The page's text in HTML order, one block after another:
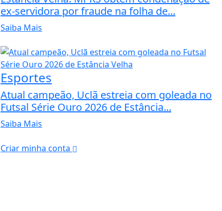
ex-servidora por fraude na folha de...
Saiba Mais
Esportes
Atual campeão, Uclã estreia com goleada no
Futsal Série Ouro 2026 de Estância...
Saiba Mais
Criar minha conta